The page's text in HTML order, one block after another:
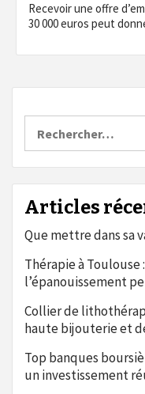
Recevoir une offre
30 000 euros peut
Articles
Que mettre dans sa
Thérapie à Toulouse
l’épanouissement
Collier de
haute bijouterie et
Top banques
un investissement